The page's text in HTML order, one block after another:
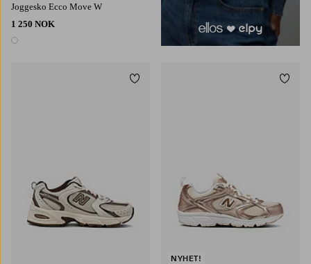
Joggesko Ecco Move W
1 250 NOK
1 farge
Legg til favoritter
NYHET!